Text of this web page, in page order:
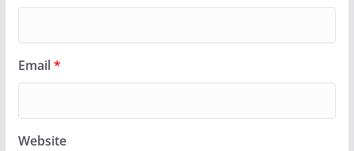
Email*
Website